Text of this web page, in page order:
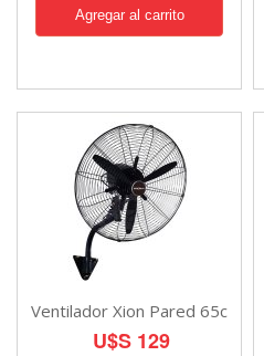
Ventilador Xion Pared 65c
U$S 129